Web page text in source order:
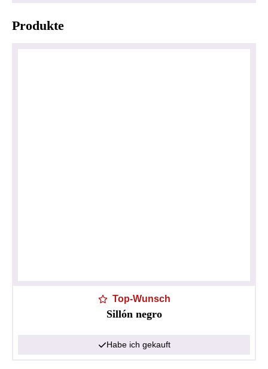
Produkte
Top-Wunsch
Sillón negro
Habe ich gekauft